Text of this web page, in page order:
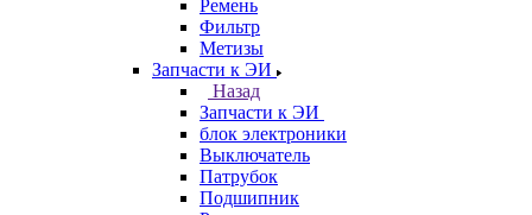
Ремень
Фильтр
Метизы
Запчасти к ЭИ
Назад
Запчасти к ЭИ
блок электроники
Выключатель
Патрубок
Подшипник